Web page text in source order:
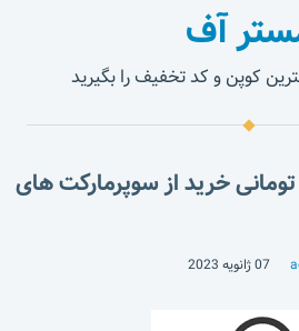
آف
کوپن و کد تخفیف را بگیرید
30 هزار تومانی خرید از سوپرمارکت های
07 ژانویه 2023